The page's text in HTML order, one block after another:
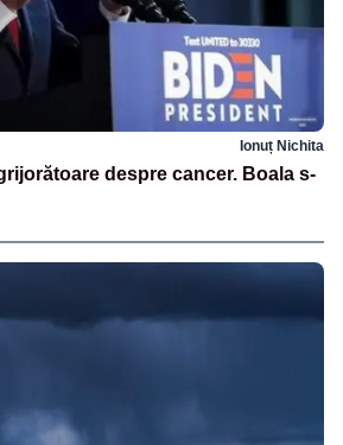
Ionuț Nichita
despre cancer. Boala s-